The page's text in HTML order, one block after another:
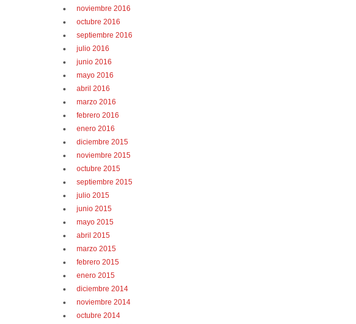
noviembre 2016
octubre 2016
septiembre 2016
julio 2016
junio 2016
mayo 2016
abril 2016
marzo 2016
febrero 2016
enero 2016
diciembre 2015
noviembre 2015
octubre 2015
septiembre 2015
julio 2015
junio 2015
mayo 2015
abril 2015
marzo 2015
febrero 2015
enero 2015
diciembre 2014
noviembre 2014
octubre 2014